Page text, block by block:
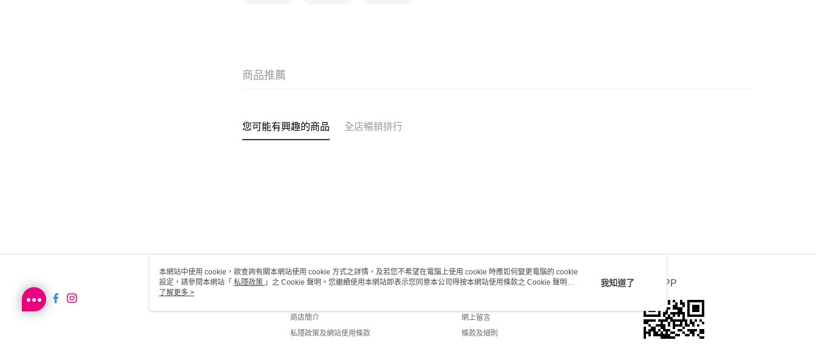
商品推薦
您可能有興趣的商品 全店暢銷排行
關於我們
商店簡介
私隱政策及網站使用條款
客戶服務
網上留言
條款及細則
官方APP
本網站中使用 cookie，欲查詢有關本網站使用 cookie 方式之詳情，及若您不希望在電腦上使用 cookie 時應如何變更電腦的 cookie
設定，請參閱本網站「 私隱政策 」之 Cookie 聲明。您繼續使用本網站即表示您同意本公司得按本網站使用條款之 Cookie 聲明使
用 cookie。
了解更多 >
我知道了